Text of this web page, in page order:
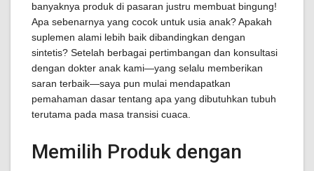
banyaknya produk di pasaran justru membuat bingung!
Apa sebenarnya yang cocok untuk usia anak? Apakah
suplemen alami lebih baik dibandingkan dengan
sintetis? Setelah berbagai pertimbangan dan konsultasi
dengan dokter anak kami—yang selalu memberikan
saran terbaik—saya pun mulai mendapatkan
pemahaman dasar tentang apa yang dibutuhkan tubuh
terutama pada masa transisi cuaca.
Memilih Produk dengan